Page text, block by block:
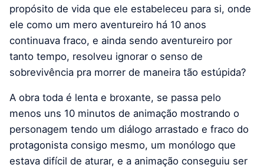
propósito de vida que ele estabeleceu para si, onde
ele como um mero aventureiro há 10 anos
continuava fraco, e ainda sendo aventureiro por
tanto tempo, resolveu ignorar o senso de
sobrevivência pra morrer de maneira tão estúpida?
A obra toda é lenta e broxante, se passa pelo
menos uns 10 minutos de animação mostrando o
personagem tendo um diálogo arrastado e fraco do
protagonista consigo mesmo, um monólogo que
estava difícil de aturar, e a animação conseguiu ser